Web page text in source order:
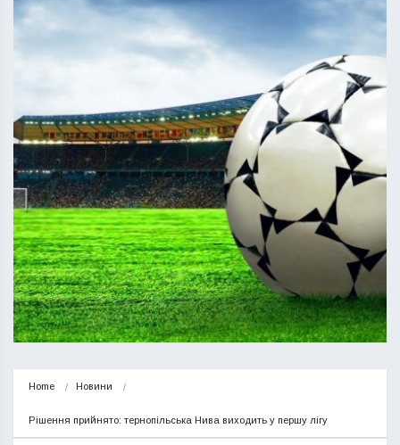
Home Новини
Рішення прийнято: тернопільська Нива виходить у першу лігу